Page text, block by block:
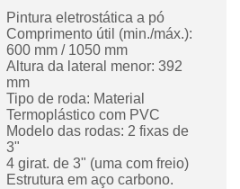
Pintura eletrostática a pó
Comprimento útil (min./máx.):
600 mm / 1050 mm
Altura da lateral menor: 392
mm
Tipo de roda: Material
Termoplástico com PVC
Modelo das rodas: 2 fixas de
3"
4 girat. de 3" (uma com freio)
Estrutura em aço carbono.